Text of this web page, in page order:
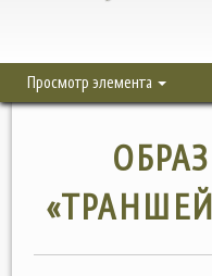
Просмотр элемента